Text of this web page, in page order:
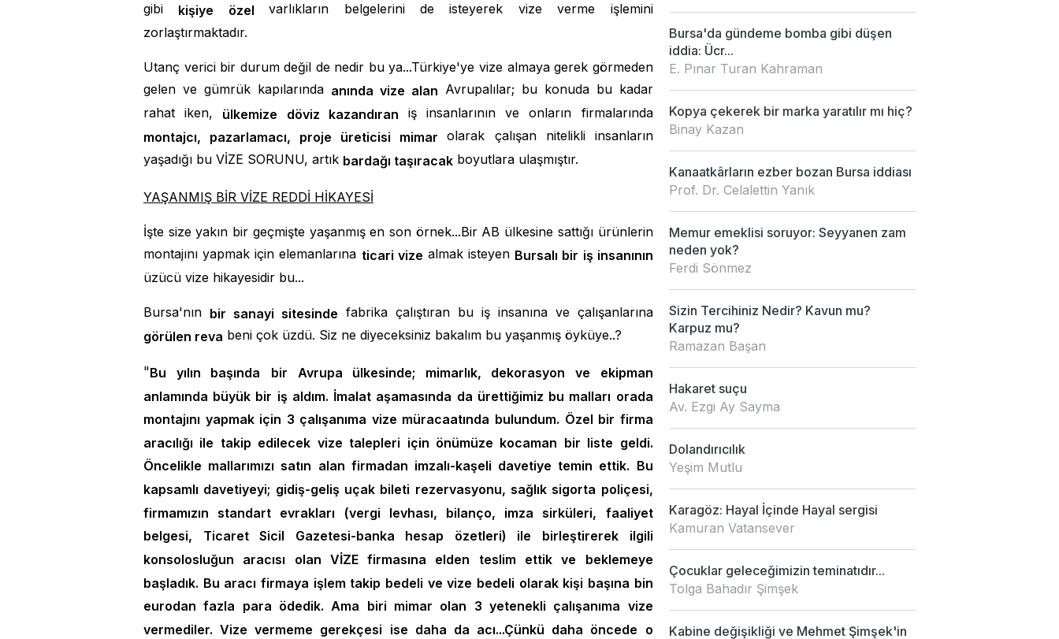
gibi kişiye özelvarlıkların belgelerini de isteyerek vize verme işlemini
zorlaştırmaktadır.
Utanç verici bir durum değil de nedir bu ya...Türkiye'ye vize almaya gerek görmeden
gelen ve gümrük kapılarında anında vize alan Avrupalılar; bu konuda bu kadar
rahat iken, ülkemize döviz kazandıran iş insanlarının ve onların firmalarında
montajcı, pazarlamacı, proje üreticisi mimarolarak çalışan nitelikli insanların
yaşadığı bu VİZE SORUNU, artık bardağı taşıracak boyutlara ulaşmıştır.
YAŞANMIŞ BİR VİZE REDDİ HİKAYESİ
İşte size yakın bir geçmişte yaşanmış en son örnek...Bir AB ülkesine sattığı ürünlerin
montajını yapmak için elemanlarına ticari vize almak isteyen Bursalı bir iş insanının
üzücü vize hikayesidir bu...
Bursa'nın bir sanayi sitesinde fabrika çalıştıran bu iş insanına ve çalışanlarına
görülen reva beni çok üzdü. Siz ne diyeceksiniz bakalım bu yaşanmış öyküye..?
"Bu yılın başında
bir Avrupa ülkesinde; mimarlık, dekorasyon ve ekipman
anlamında büyük bir iş aldım. İmalat aşamasında da ürettiğimiz bu malları orada
montajını yapmak için 3 çalışanıma vize müracaatında bulundum. Özel bir firma
aracılığı ile takip edilecek vize talepleri için önümüze kocaman bir liste geldi.
Öncelikle mallarımızı satın alan firmadan imzalı-kaşeli davetiye temin ettik. Bu
kapsamlı davetiyeyi; gidiş-geliş uçak bileti rezervasyonu, sağlık sigorta poliçesi,
firmamızın standart evrakları (vergi levhası, bilanço, imza sirküleri, faaliyet
belgesi, Ticaret Sicil Gazetesi-banka hesap özetleri) ile birleştirerek ilgili
konsolosluğun aracısı olan VİZE firmasına elden teslim ettik ve beklemeye
başladık. Bu aracı firmaya işlem takip bedeli ve vize bedeli olarak kişi başına bin
eurodan fazla para ödedik. Ama biri mimar olan 3 yetenekli çalışanıma vize
vermediler. Vize vermeme gerekçesi ise daha da acı...Çünkü daha öncede o
Bursa'da gündeme bomba gibi düşen
iddia: Ücr...
E. Pınar Turan Kahraman
Kopya çekerek bir marka yaratılır mı hiç?
Binay Kazan
Kanaatkârların ezber bozan Bursa iddiası
Prof. Dr. Celalettin Yanık
Memur emeklisi soruyor: Seyyanen zam
neden yok?
Ferdi Sönmez
Sizin Tercihiniz Nedir? Kavun mu?
Karpuz mu?
Ramazan Başan
Hakaret suçu
Av. Ezgi Ay Sayma
Dolandırıcılık
Yeşim Mutlu
Karagöz: Hayal İçinde Hayal sergisi
Kamuran Vatansever
Çocuklar geleceğimizin teminatıdır...
Tolga Bahadır Şimşek
Kabine değişikliği ve Mehmet Şimşek'in